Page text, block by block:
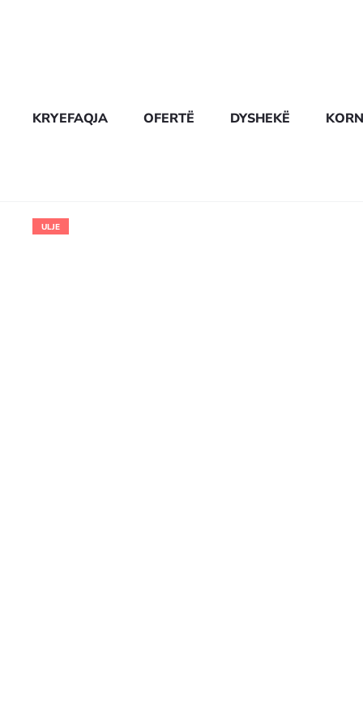
KRYEFAQJA OFERTË DYSHEKË
ULJE